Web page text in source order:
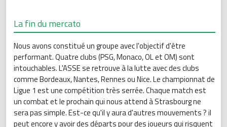
La fin du mercato
Nous avons constitué un groupe avec l'objectif d'être
performant. Quatre clubs (PSG, Monaco, OL et OM) sont
intouchables. L'ASSE se retrouve à la lutte avec des clubs
comme Bordeaux, Nantes, Rennes ou Nice. Le championnat de
Ligue 1 est une compétition très serrée. Chaque match est
un combat et le prochain qui nous attend à Strasbourg ne
sera pas simple. Est-ce qu'il y aura d'autres mouvements ? il
peut encore y avoir des départs pour des joueurs qui risquent